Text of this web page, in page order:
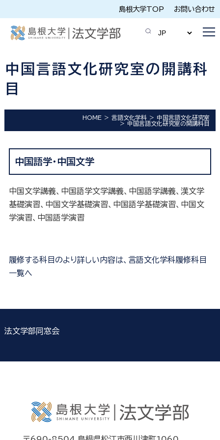
島根大学TOP お問い合わせ
中国言語文化研究室の開講科
目
HOME 言語文化学科
中国言語文化研究室
中国言語文化研究室の開講科目
中国語学・中国文学
中国文学講義、中国語学文学講義、中国語学講義、漢文学
基礎演習、中国文学基礎演習、中国語学基礎演習、中国文
学演習、中国語学演習
履修する科目のより詳しい内容は、言語文化学科履修科目
一覧へ
法文学部同窓会